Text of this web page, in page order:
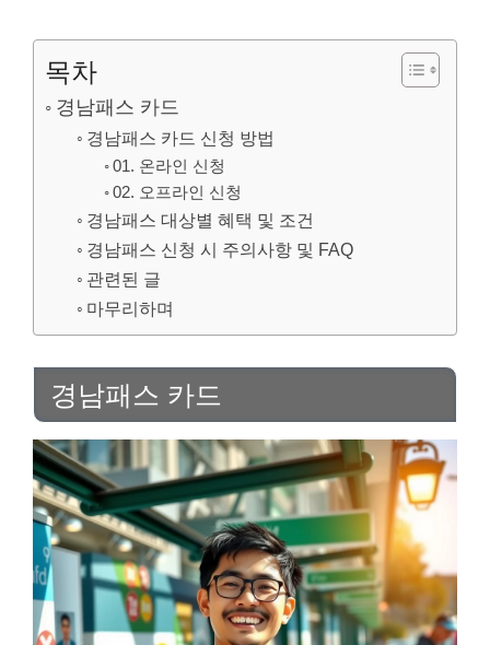
목차
경남패스 카드
경남패스 카드 신청 방법
01. 온라인 신청
02. 오프라인 신청
경남패스 대상별 혜택 및 조건
경남패스 신청 시 주의사항 및 FAQ
관련된 글
마무리하며
경남패스 카드